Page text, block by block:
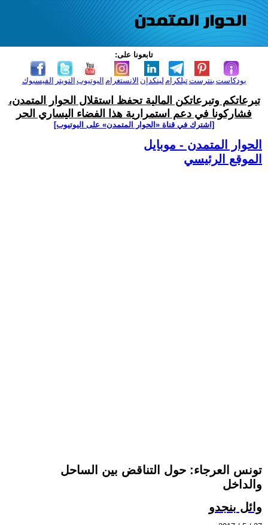
تابعونا على:
الفيسبوك التويتر اليوتيوب الانستغرام لينكدإن تيلكرامبنترست بودكاست
تبرعاتكم وتبرعاتكن المالية تحفظ استقلال الحوار المتمدن،
فشاركونا في دعم استمرارية هذا الفضاء اليساري الحر
[اشترك في قناة ‫«الحوار المتمدن» على اليوتيوب]
الحوار المتمدن - موبايل
الموقع الرئيسي
تونس العرجاء: حول التناقض بين الساحل
والداخل
وائل بنجدو